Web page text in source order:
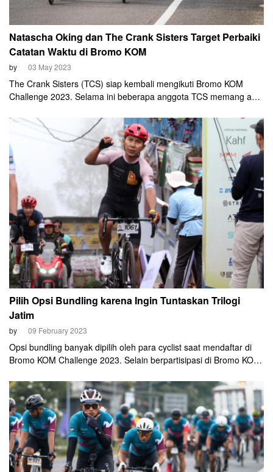
Natascha Oking dan The Crank Sisters Target Perbaiki
Catatan Waktu di Bromo KOM
by 03 May 2023
The Crank Sisters (TCS) siap kembali mengikuti Bromo KOM
Challenge 2023. Selama ini beberapa anggota TCS memang aktif
Pilih Opsi Bundling karena Ingin Tuntaskan Trilogi
Jatim
by 09 February 2023
Opsi bundling banyak dipilih oleh para cyclist saat mendaftar di
Bromo KOM Challenge 2023. Selain berpartisipasi di Bromo KOM,
dan Kediri Dholo KOM Challenge.